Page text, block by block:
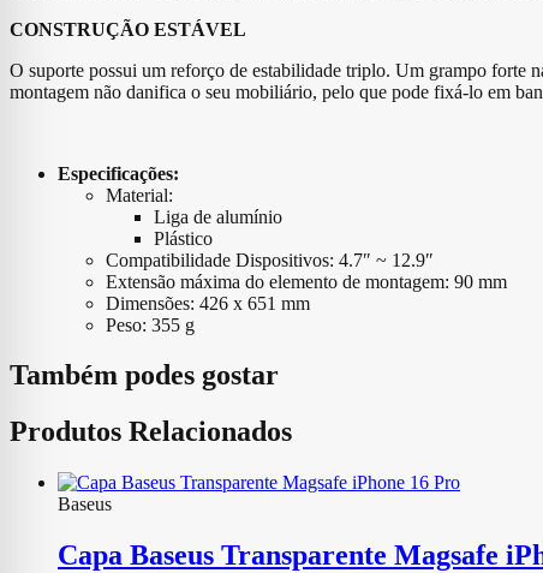
CONSTRUÇÃO ESTÁVEL
O suporte possui um reforço de estabilidade triplo. Um grampo forte
montagem não danifica o seu mobiliário, pelo que pode fixá-lo em
Especificações:
Material:
Liga de alumínio
Plástico
Compatibilidade Dispositivos: 4.7″ ~ 12.9″
Extensão máxima do elemento de montagem: 90 mm
Dimensões: 426 x 651 mm
Peso: 355 g
Também podes gostar
Produtos Relacionados
Baseus
Capa Baseus Transparente Magsafe